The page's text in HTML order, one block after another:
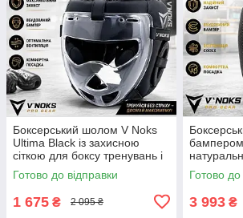
Боксерський шолом V Noks
Ultima Black із захисною
сіткою для боксу тренувань і
спарингів L/XL
Готово до відправки
1 675 ₴ 2 095 ₴
та
Готово до
3 993 ₴